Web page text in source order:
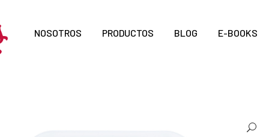
NOSOTROS PRODUCTOS BLOG E-BOOKS